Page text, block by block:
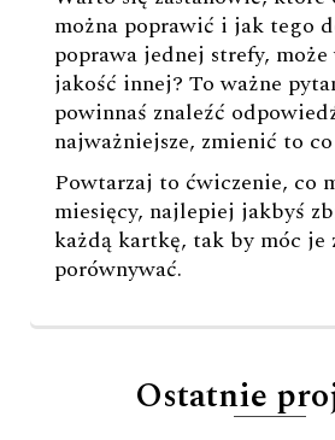
można poprawić i jak tego
poprawa jednej strefy, może
jakość innej? To ważne
powinnaś znaleźć
najważniejsze, zmienić to
Powtarzaj to ćwiczenie, co
miesięcy, najlepiej jakbyś
każdą kartkę, tak by móc je
porównywać.
Ostatnie